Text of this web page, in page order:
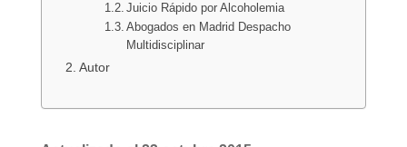
Juicio Rápido por Alcoholemia
Abogados en Madrid Despacho
Multidisciplinar
Autor